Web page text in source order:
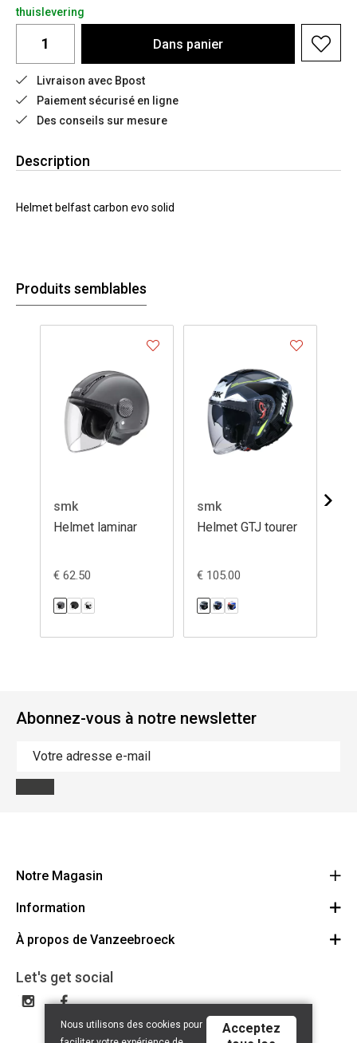
thuislevering
Dans panier
Livraison avec Bpost
Paiement sécurisé en ligne
Des conseils sur mesure
Description
Helmet belfast carbon evo solid
Produits semblables
smk
Helmet laminar
€ 62.50
smk
Helmet GTJ tourer
€ 105.00
Abonnez-vous à notre newsletter
Notre Magasin
Vanzeebroeck Motors
1600 Sint-Pieters-Leeuw
023316022
Information
Annulation Commande
Conditions générales
Privacy policy
À propos de Vanzeebroeck
Cheque Cadeau
Échange et Retours
Let's get social
Nous utilisons des cookies pour
Acceptez